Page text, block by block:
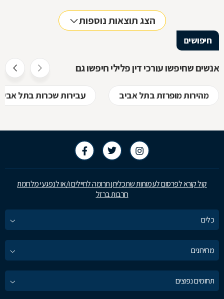
הצג תוצאות נוספות
חיפושים
אנשים שחיפשו עורכי דין פלילי חיפשו גם
מהירות מופרזת בתל אביב עבירות שכרות בתל
קול קורא לפרסום לעמותות שתכליתן תרומה לחיילים ו/או לנפגעי מלחמת
חרבות ברזל
כלים
מחירונים
תחומים נפוצים